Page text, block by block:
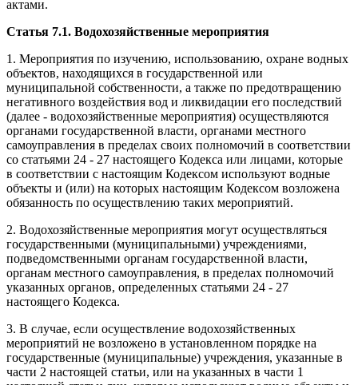
актами.
Статья 7.1. Водохозяйственные мероприятия
1. Мероприятия по изучению, использованию, охране водных
объектов, находящихся в государственной или
муниципальной собственности, а также по предотвращению
негативного воздействия вод и ликвидации его последствий
(далее - водохозяйственные мероприятия) осуществляются
органами государственной власти, органами местного
самоуправления в пределах своих полномочий в соответствии
со статьями 24 - 27 настоящего Кодекса или лицами, которые
в соответствии с настоящим Кодексом используют водные
объекты и (или) на которых настоящим Кодексом возложена
обязанность по осуществлению таких мероприятий.
2. Водохозяйственные мероприятия могут осуществляться
государственными (муниципальными) учреждениями,
подведомственными органам государственной власти,
органам местного самоуправления, в пределах полномочий
указанных органов, определенных статьями 24 - 27
настоящего Кодекса.
3. В случае, если осуществление водохозяйственных
мероприятий не возложено в установленном порядке на
государственные (муниципальные) учреждения, указанные в
части 2 настоящей статьи, или на указанных в части 1